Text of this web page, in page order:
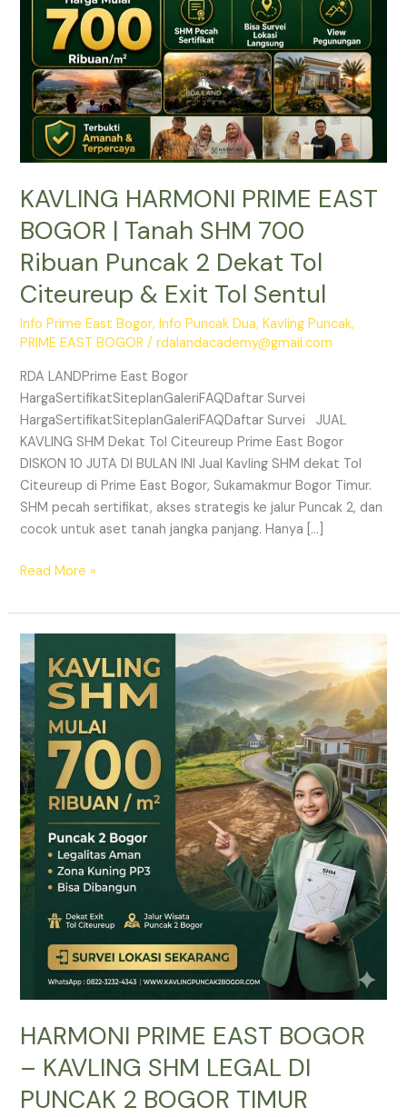
KAVLING HARMONI PRIME EAST
BOGOR | Tanah SHM 700
Ribuan Puncak 2 Dekat Tol
Citeureup & Exit Tol Sentul
Info Prime East Bogor,Info Puncak Dua,Kavling Puncak,
PRIME EAST BOGOR /rdalandacademy@gmail.com
RDA LANDPrime East Bogor
HargaSertifikatSiteplanGaleriFAQDaftar Survei
HargaSertifikatSiteplanGaleriFAQDaftar Survei JUAL
KAVLING SHM Dekat Tol Citeureup Prime East Bogor
DISKON 10 JUTA DI BULAN INI Jual Kavling SHM dekat Tol
Citeureup di Prime East Bogor, Sukamakmur Bogor Timur.
SHM pecah sertifikat, akses strategis ke jalur Puncak 2, dan
cocok untuk aset tanah jangka panjang. Hanya […]
Tanah
700
Ribuan
Puncak
Dekat
Citeureup
Exit
Tol
Read More »
HARMONI PRIME EAST BOGOR
– KAVLING SHM LEGAL DI
PUNCAK 2 BOGOR TIMUR
HARMONI
PRIME
EAST
BOGOR
–
KAVLING
SHM
LEGAL
DI
PUNCAK
2
BOGOR